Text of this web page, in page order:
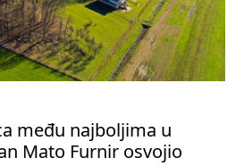
među najboljima u
Mato Furnir osvojio